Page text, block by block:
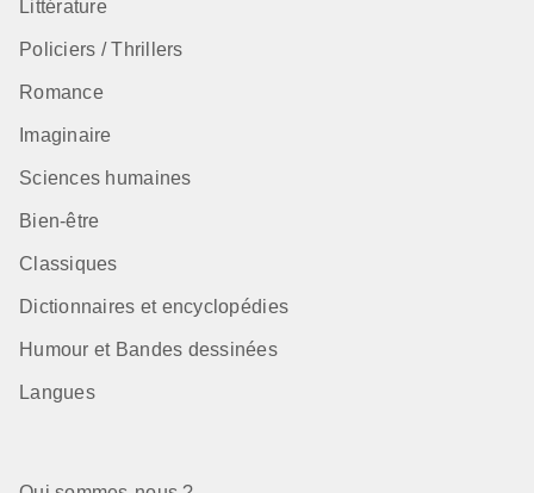
Littérature
Policiers / Thrillers
Romance
Imaginaire
Sciences humaines
Bien-être
Classiques
Dictionnaires et encyclopédies
Humour et Bandes dessinées
Langues